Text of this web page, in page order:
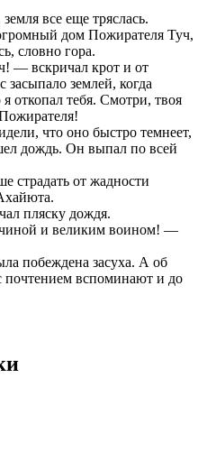
все еще тряслась.
дом Пожирателя Туч,
словно гора.
— вскричал крот и от
землей, когда
откопал тебя. Смотри, твоя
что оно быстро темнеет,
дождь. Он выпал по всей
страдать от жадности
пляску дождя.
и великим воином! —
побеждена засуха. А об
почтением вспоминают и до